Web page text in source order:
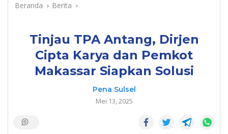
Beranda Berita
Tinjau TPA Antang, Dirjen
Cipta Karya dan Pemkot
Makassar Siapkan Solusi
Pena Sulsel
Mei 13, 2025